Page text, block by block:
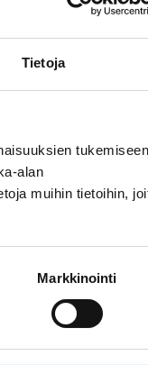
Tietoja
tukemiseen
alan
muihin tietoihin,
Markkinointi
Malli
7
[C]